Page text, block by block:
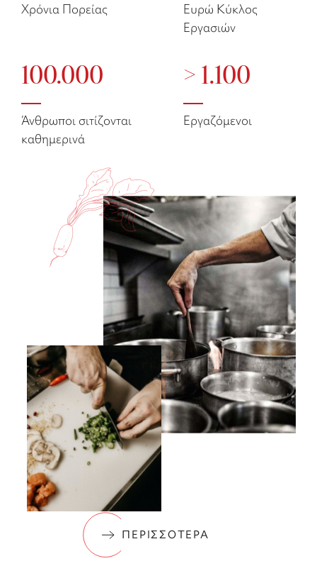
Χρόνια Πορείας
Ευρώ Κύκλος
Εργασιών
100.000
Άνθρωποι σιτίζονται
καθημερινά
> 1.100
Εργαζόμενοι
ΠΕΡΙΣΣΟΤΕΡΑ